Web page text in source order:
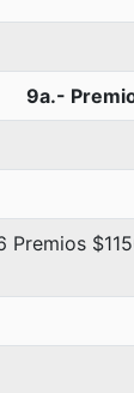
9a.-
Premios